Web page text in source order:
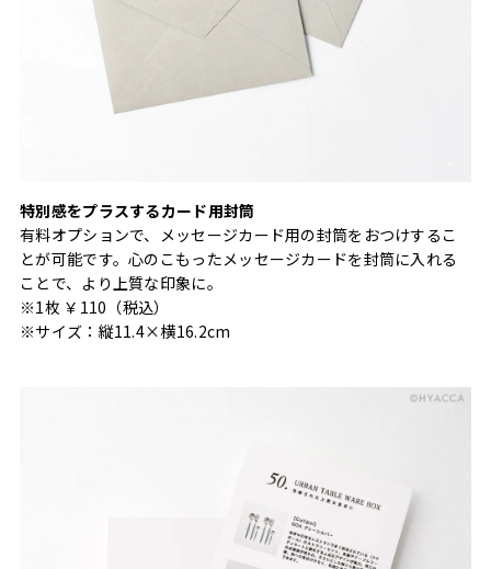
特別感をプラスするカード用封筒
有料オプションで、メッセージカード用の封筒をおつけするこ
とが可能です。心のこもったメッセージカードを封筒に入れる
ことで、より上質な印象に。
※1枚 ￥110（税込）
※サイズ：縦11.4×横16.2cm